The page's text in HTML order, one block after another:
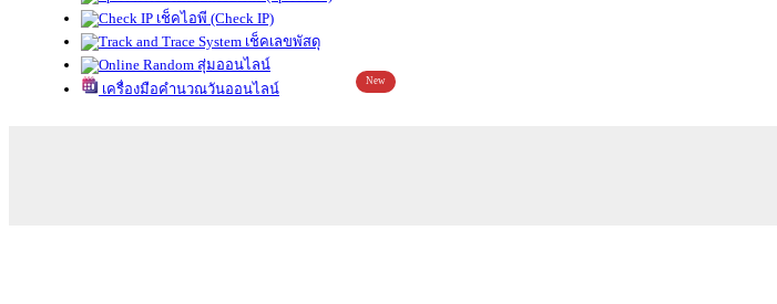
เช็คไอพี (Check IP)
เช็คเลขพัสดุ
สุ่มออนไลน์
เครื่องมือคำนวณวันออนไลน์
New